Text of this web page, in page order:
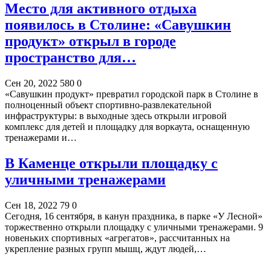
Место для активного отдыха
появилось в Столине: «Савушкин
продукт» открыл в городе
пространство для…
Сен 20, 2022 580 0
«Савушкин продукт» превратил городской парк в Столине в
полноценный объект спортивно-развлекательной
инфраструктуры: в выходные здесь открыли игровой
комплекс для детей и площадку для воркаута, оснащенную
тренажерами и…
В Каменце открыли площадку с
уличными тренажерами
Сен 18, 2022 79 0
Сегодня, 16 сентября, в канун праздника, в парке «У Лесной»
торжественно открыли площадку с уличными тренажерами. 9
новеньких спортивных «агрегатов», рассчитанных на
укрепление разных групп мышц, ждут людей,…